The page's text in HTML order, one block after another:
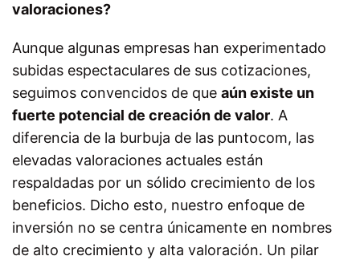
valoraciones?
Aunque algunas empresas han experimentado
subidas espectaculares de sus cotizaciones,
seguimos convencidos de que aún existe un
fuerte potencial de creación de valor. A
diferencia de la burbuja de las puntocom, las
elevadas valoraciones actuales están
respaldadas por un sólido crecimiento de los
beneficios. Dicho esto, nuestro enfoque de
inversión no se centra únicamente en nombres
de alto crecimiento y alta valoración. Un pilar